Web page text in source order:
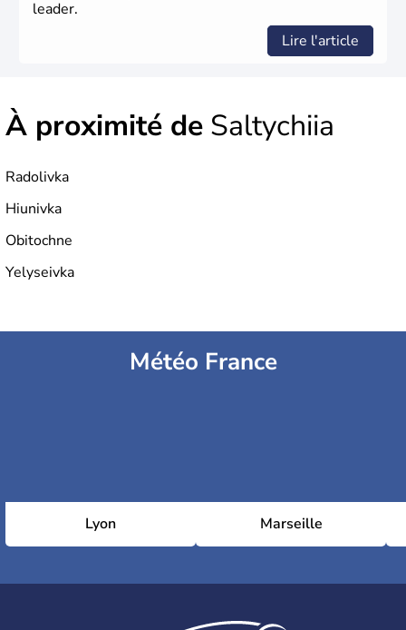
leader.
Lire l'article
À proximité de Saltychiia
Radolivka
Hiunivka
Obitochne
Yelyseivka
Météo France
Lyon Marseille